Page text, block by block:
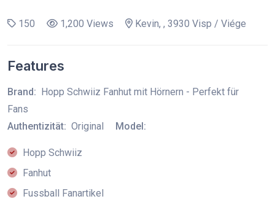
150 1,200 Views Kevin, , 3930 Visp / Viége
Features
Brand:
Hopp Schwiiz Fanhut mit Hörnern - Perfekt für
Fans
Authentizität: Original Model:
Hopp Schwiiz
Fanhut
Fussball Fanartikel